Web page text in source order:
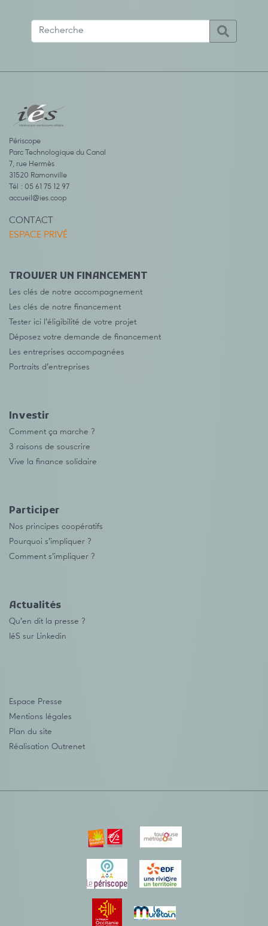
Périscope
Parc Technologique du Canal
7, rue Hermès
31520 Ramonville
Tél : 05 61 75 12 97
accueil@ies.coop
CONTACT
ESPACE PRIVÉ
TROUVER UN FINANCEMENT
Les clés de notre accompagnement
Les clés de notre financement
Tester ici l’éligibilité de votre projet
Déposez votre demande de financement
Les entreprises accompagnées
Portraits d’entreprises
Investir
Comment ça marche ?
3 raisons de souscrire
Vive la finance solidaire
Participer
Nos principes coopératifs
Pourquoi s’impliquer ?
Comment s’impliquer ?
Actualités
Qu’en dit la presse ?
IéS sur Linkedin
Espace Presse
Mentions légales
Plan du site
Réalisation Outrenet